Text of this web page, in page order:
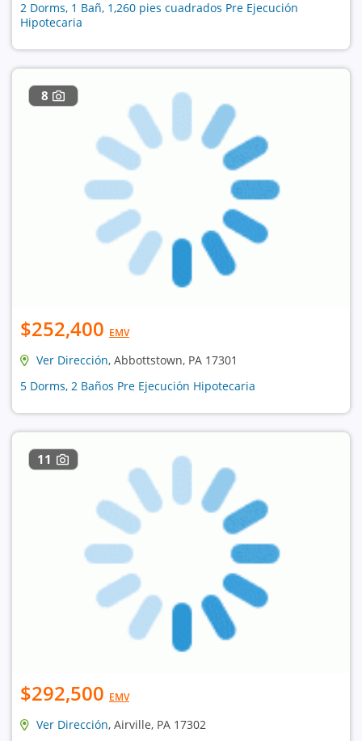
2 Dorms, 1 Bañ, 1,260 pies cuadrados Pre Ejecución
Hipotecaria
8
$252,400 EMV
Ver Dirección, Abbottstown, PA 17301
5 Dorms, 2 Baños Pre Ejecución Hipotecaria
11
$292,500 EMV
Ver Dirección, Airville, PA 17302